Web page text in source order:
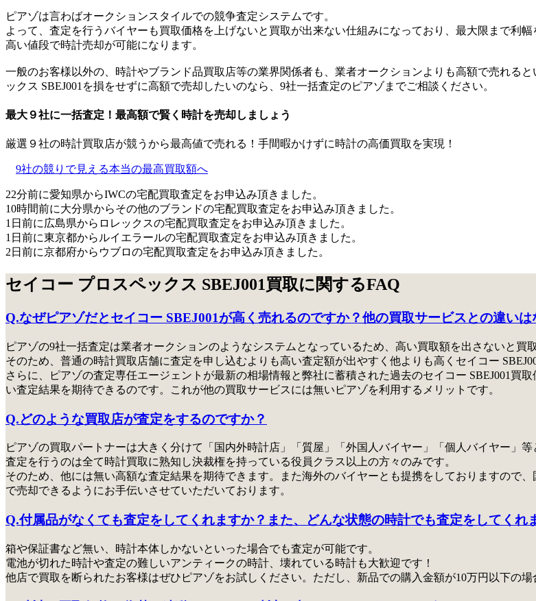
ピアゾは言わばオークションスタイルでの競争査定システムです。
よって、査定を行うバイヤーも買取価格を上げないと買取が出来ない仕組みになっており、最大限まで利
高い値段で時計売却が可能になります。
一般のお客様以外の、時計やブランド品買取店等の業界関係者も、業者オークションよりも高額で売れる
ックス SBEJ001を損をせずに高額で売却したいのなら、9社一括査定のピアゾまでご相談ください。
最大９社に一括査定！ 最高額で賢く時計を売却しましょう
厳選９社の時計買取店が競うから最高値で売れる！手間暇かけずに時計の高価買取を実現！
9社の競りで見える本当の最高買取額へ
22分前に愛知県からIWCの宅配買取査定をお申込み頂きました。
10時間前に大分県からその他のブランドの宅配買取査定をお申込み頂きました。
1日前に広島県からロレックスの宅配買取査定をお申込み頂きました。
1日前に東京都からルイエラールの宅配買取査定をお申込み頂きました。
2日前に京都府からウブロの宅配買取査定をお申込み頂きました。
セイコー プロスペックス SBEJ001買取に関するFAQ
Q.なぜピアゾだとセイコー SBEJ001が高く売れるのですか？他の買取サービスとの違いは
ピアゾの9社一括査定は業者オークションのようなシステム となっているため、高い買取額を出さないと買
そのため、普通の時計買取店舗に査定を申し込むよりも高い査定額が出やすく他よりも高くセイコー
さらに、ピアゾの査定専任エージェントが最新の相場情報と弊社に蓄積された過去のセイコー SBEJ001買
い査定結果を期待できるのです。これが他の買取サービスには無いピアゾを利用するメリットです。
Q.どのような買取店が査定をするのですか？
ピアゾの買取パートナーは大きく分けて「国内外時計店」「質屋」「外国人バイヤー」「個人バイヤー」等
査定を行うのは全て時計買取に熟知し決裁権を持っている役員クラス以上の方々のみです。
そのため、他には無い高額な査定結果を期待できます。また海外のバイヤーとも提携をしておりますので
で売却できるようにお手伝いさせていただいております。
Q.付属品がなくても査定をしてくれますか？また、どんな状態の時計でも査定をしてくれ
箱や保証書など無い、時計本体しかないといった場合でも査定が可能です。
電池が切れた時計や査定の難しいアンティークの時計、壊れている時計も大歓迎です！
他店で買取を断られたお客様はぜひピアゾをお試しください。ただし、新品での購入金額が10万円以下の